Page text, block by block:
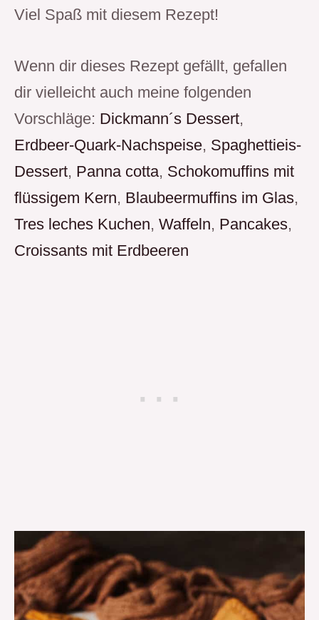
Viel Spaß mit diesem Rezept!
Wenn dir dieses Rezept gefällt, gefallen
dir vielleicht auch meine folgenden
Vorschläge: Dickmann´s Dessert,
Erdbeer-Quark-Nachspeise, Spaghettieis-
Dessert, Panna cotta, Schokomuffins mit
flüssigem Kern, Blaubeermuffins im Glas,
Tres leches Kuchen, Waffeln, Pancakes,
Croissants mit Erdbeeren